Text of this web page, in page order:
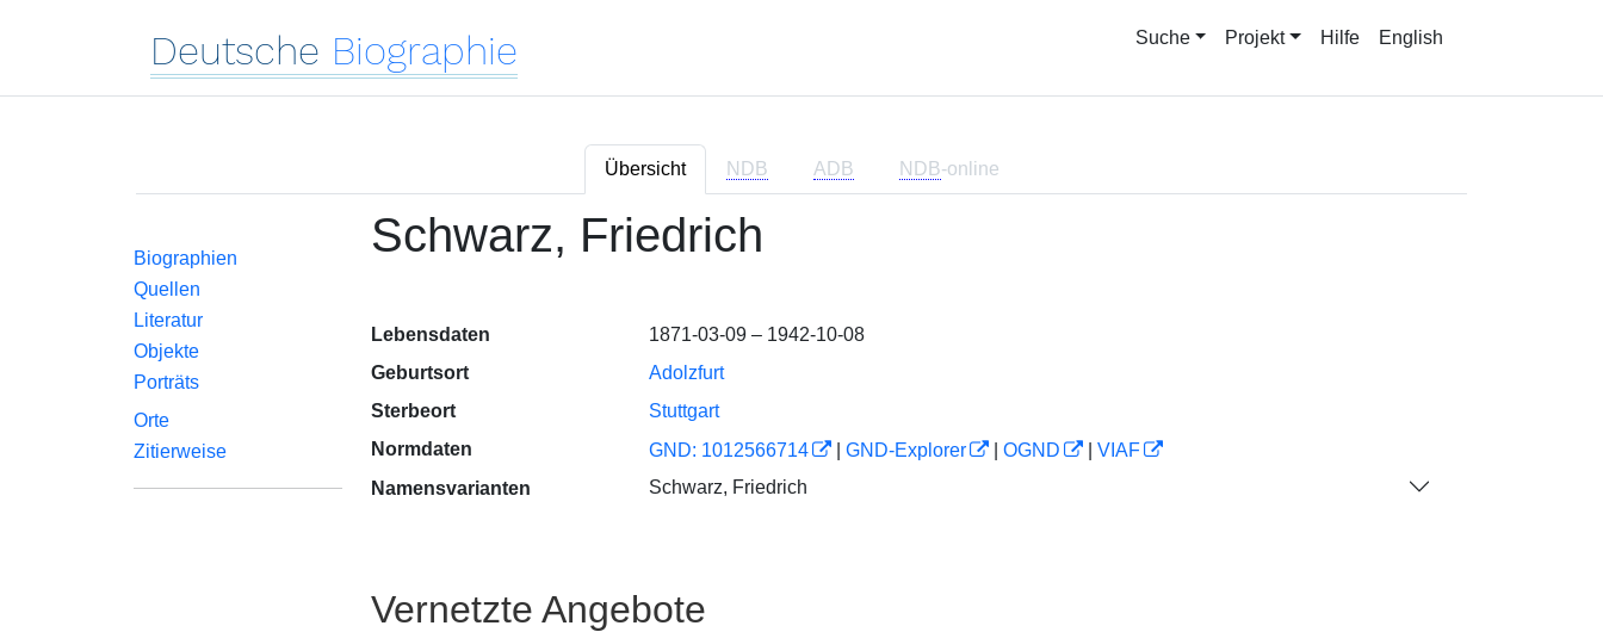
Deutsche Biographie Suche Projekt Hilfe English
Übersicht NDB ADB NDB-online
Biographien
Quellen
Literatur
Objekte
Porträts
Orte
Zitierweise
Schwarz, Friedrich
Lebensdaten
1871-03-09 – 1942-10-08
Geburtsort
Adolzfurt
Sterbeort
Stuttgart
Normdaten
GND: 1012566714 GND-Explorer OGND
VIAF
Namensvarianten
Schwarz, Friedrich
Vernetzte Angebote